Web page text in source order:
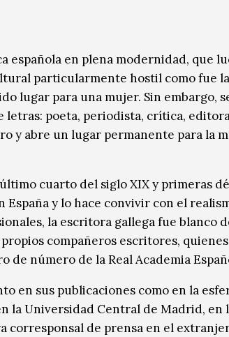
española en plena modernidad, que
particularmente hostil como fue
lugar para una mujer. Sin embargo,
letras: poeta, periodista, crítica,
y abre un lugar permanente para la
cuarto del siglo XIX y primeras
y lo hace convivir con el
la escritora gallega fue blanco
compañeros escritores,
número de la Real Academia
en sus publicaciones como en la
la Universidad Central de Madrid, en
de prensa en el